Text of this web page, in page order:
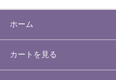
ホーム
カートを見る